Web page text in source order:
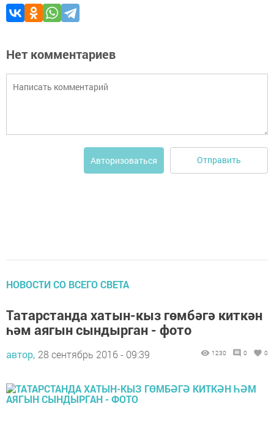
Нет комментариев
Авторизоваться Отправить
НОВОСТИ СО ВСЕГО СВЕТА
Татарстанда хатын-кыз гөмбәгә киткән
һәм аягын сындырган - фото
автор, 28 сентябрь 2016 - 09:39 1230 0 0